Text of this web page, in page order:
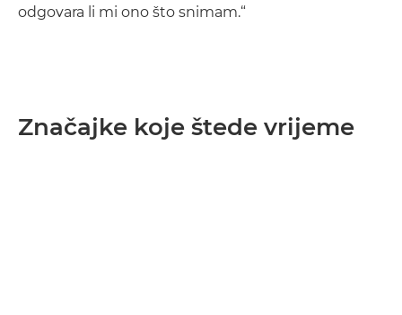
odgovara li mi ono što snimam.“
Značajke koje štede vrijeme